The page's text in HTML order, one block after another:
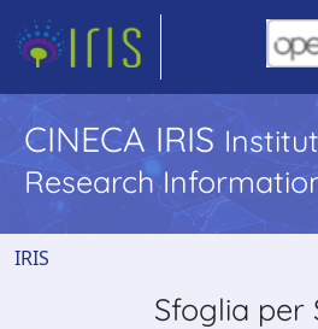
CINECA IRIS
Research
IRIS
Sfoglia per